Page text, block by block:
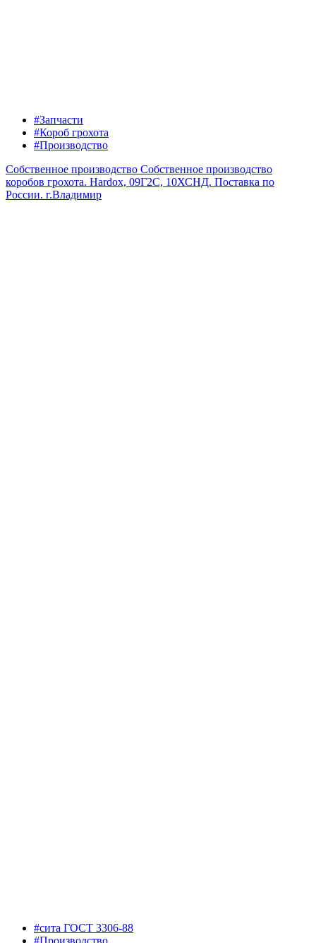
#Запчасти
#Короб грохота
#Производство
Собственное производство Собственное производство
коробов грохота. Hardox, 09Г2С, 10ХСНД. Поставка по
России. г.Владимир
#сита ГОСТ 3306-88
#Производство